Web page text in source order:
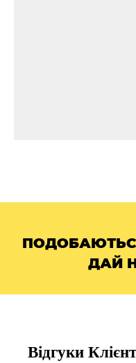
ДАЙ
Відгуки